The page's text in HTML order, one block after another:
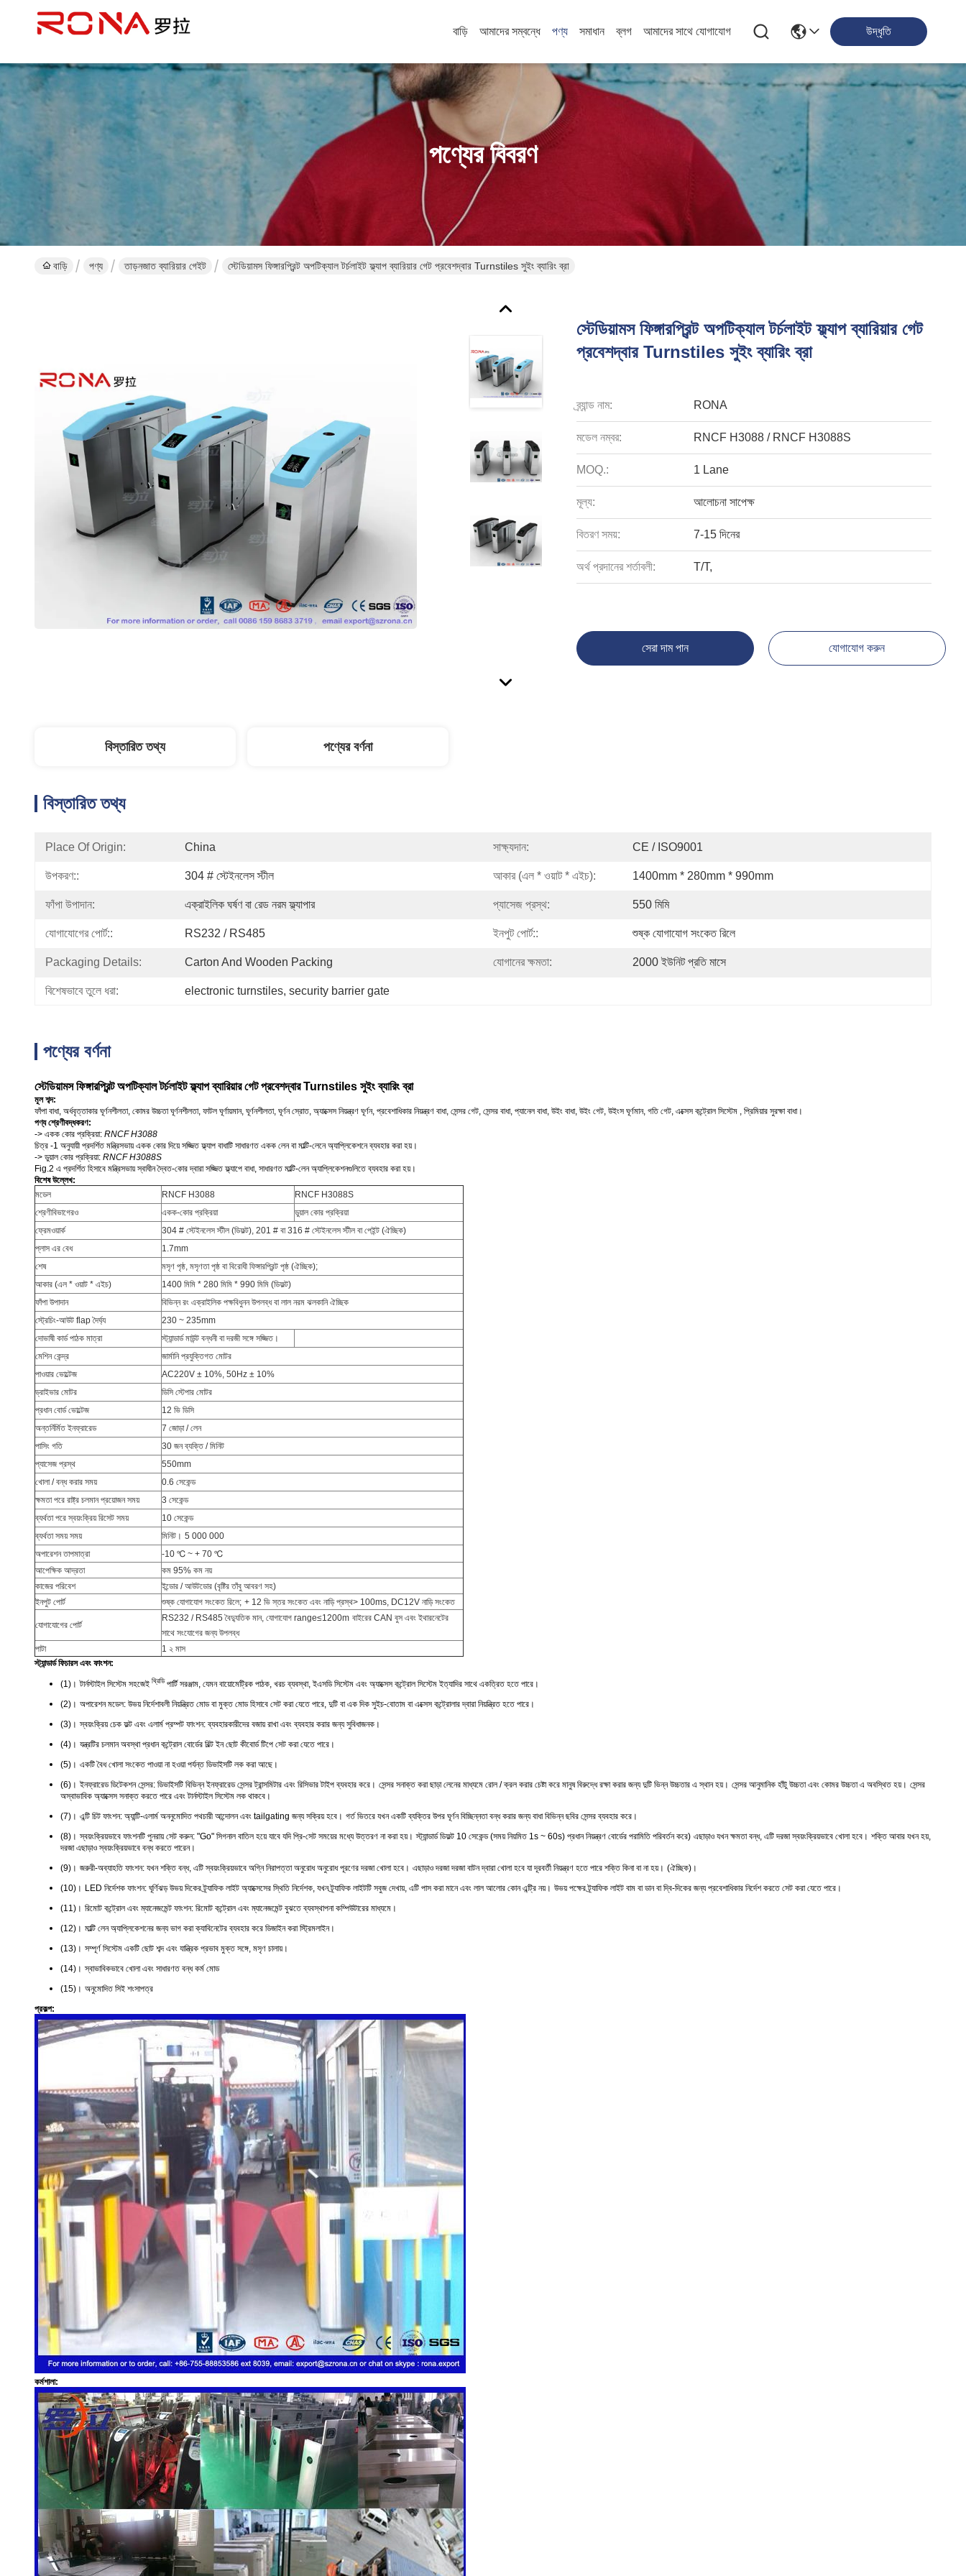
বাড়ি আমাদের সম্বন্ধে পণ্য সমাধান ব্লগ আমাদের সাথে যোগাযোগ উদ্ধৃতি
পণ্যের বিবরণ
বাড়ি পণ্য তাড়নজাত ব্যারিয়ার গেইট স্টেডিয়ামস ফিঙ্গারপ্রিন্ট অপটিক্যাল টর্চলাইট ফ্ল্যাপ ব্যারিয়ার গেট প্রবেশদ্বার Turnstiles সুইং ব্যারিং ব্রা
স্টেডিয়ামস ফিঙ্গারপ্রিন্ট অপটিক্যাল টর্চলাইট ফ্ল্যাপ ব্যারিয়ার গেট
প্রবেশদ্বার Turnstiles সুইং ব্যারিং ব্রা
ব্র্যান্ড নাম: RONA
মডেল নম্বর: RNCF H3088 / RNCF H3088S
MOQ.: 1 Lane
মূল্য: আলোচনা সাপেক্ষ
বিতরণ সময়: 7-15 দিনের
অর্থ প্রদানের শর্তাবলী: T/T,
সেরা দাম পান যোগাযোগ করুন
বিস্তারিত তথ্য পণ্যের বর্ণনা
বিস্তারিত তথ্য
Place Of Origin: China সাক্ষ্যদান: CE / ISO9001
উপকরণ:: 304 # স্টেইনলেস স্টীল আকার (এল * ওয়াট * এইচ): 1400mm * 280mm * 990mm
ফাঁপা উপাদান: এক্রাইলিক ঘর্ষণ বা রেড নরম ফ্ল্যাপার প্যাসেজ প্রস্থ: 550 মিমি
যোগাযোগের পোর্ট:: RS232 / RS485 ইনপুট পোর্ট:: শুষ্ক যোগাযোগ সংকেত রিলে
Packaging Details: Carton And Wooden Packing যোগানের ক্ষমতা: 2000 ইউনিট প্রতি মাসে
বিশেষভাবে তুলে ধরা: electronic turnstiles, security barrier gate
পণ্যের বর্ণনা
স্টেডিয়ামস ফিঙ্গারপ্রিন্ট অপটিক্যাল টর্চলাইট ফ্ল্যাপ ব্যারিয়ার গেট প্রবেশদ্বার Turnstiles সুইং ব্যারিং ব্রা
মূল শব্দ:
ফাঁপা বাধা, অর্ধবৃত্তাকার ঘূর্ণনশীলতা, কোমর উচ্চতা ঘূর্ণনশীলতা, ফাটল ঘূর্ণায়মান, ঘূর্ণনশীলতা, ঘূর্ণন স্রোত, অ্যাক্সেস নিয়ন্ত্রণ ঘূর্ণন, প্রবেশাধিকার নিয়ন্ত্রণ বাধা, সেন্সর গেট, সেন্সর বাধা, প্যানেল বাধা, উইং বাধা, উইং গেট, উইংস ঘূর্ণমান, গতি গেট, এক্সেস কন্ট্রোল সিস্টেম , প্রিমিয়ার সুরক্ষা বাধা।
পণ্য শ্রেণীবদ্ধকরণ:
-> একক কোর প্রক্রিয়া: RNCF H3088
চিত্র -1 অনুযায়ী প্রদর্শিত মন্ত্রিসভায় একক কোর দিয়ে সজ্জিত ফ্ল্যাপ বাধাটি সাধারণত একক লেন বা মাল্টি-লেনে অ্যাপ্লিকেশনে ব্যবহার করা হয়।
-> ডুয়াল কোর প্রক্রিয়া: RNCF H3088S
Fig.2 এ প্রদর্শিত হিসাবে মন্ত্রিসভায় স্বাধীন দ্বৈত-কোর দ্বারা সজ্জিত ফ্ল্যাপে বাধা, সাধারণত মাল্টি-লেন অ্যাপ্লিকেশনগুলিতে ব্যবহার করা হয়।
বিশেষ উল্লেখ:
মডেল
RNCF H3088
RNCF H3088S
শ্রেণীবিভাগেরও
একক-কোর প্রক্রিয়া
ডুয়াল কোর প্রক্রিয়া
ফ্রেমওয়ার্ক
304 # স্টেইনলেস স্টীল (ডিফল্ট), 201 # বা 316 # স্টেইনলেস স্টীল বা পেইন্ট (ঐচ্ছিক)
প্লাস এর বেধ
1.7mm
শেষ
মসৃণ পৃষ্ঠ, মসৃণতা পৃষ্ঠ বা বিরোধী ফিঙ্গারপ্রিন্ট পৃষ্ঠ (ঐচ্ছিক);
আকার (এল * ওয়াট * এইচ)
1400 মিমি * 280 মিমি * 990 মিমি (ডিফল্ট)
ফাঁপা উপাদান
বিভিন্ন রং এক্রাইলিক পক্ষবিধুনন উপলব্ধ বা লাল নরম ঝলকানি ঐচ্ছিক
স্ট্রেচিং-আউট flap দৈর্ঘ্য
230 ~ 235mm
দোভাষী কার্ড পাঠক মাত্রা
স্ট্যান্ডার্ড মাউন্ট বন্ধনী বা দরজী সঙ্গে সজ্জিত।
মেশিন কেন্দ্র
জার্মানি প্রযুক্তিগত মোটর
পাওয়ার ভোল্টেজ
AC220V ± 10%, 50Hz ± 10%
ড্রাইভার মোটর
ডিসি স্টেপার মোটর
প্রধান বোর্ড ভোল্টেজ
12 ভি ডিসি
অন্তর্নির্মিত ইনফ্রারেড
7 জোড়া / লেন
পাসিং গতি
30 জন ব্যক্তি / মিনিট
প্যাসেজ প্রস্থ
550mm
খোলা / বন্ধ করার সময়
0.6 সেকেন্ড
ক্ষমতা পরে রাষ্ট্র চলমান প্রয়োজন সময়
3 সেকেন্ড
ব্যর্থতা পরে স্বয়ংক্রিয় রিসেট সময়
10 সেকেন্ড
ব্যর্থতা সময় সময়
মিনিট। 5 000 000
অপারেশন তাপমাত্রা
-10 ℃ ~ + 70 ℃
আপেক্ষিক আদ্রতা
কম 95% কম নয়
কাজের পরিবেশ
ইন্ডোর / আউটডোর (বৃষ্টির তাঁবু আবরণ সহ)
ইনপুট পোর্ট
শুষ্ক যোগাযোগ সংকেত রিলে; + 12 ভি স্তর সংকেত এবং নাড়ি প্রস্থ> 100ms, DC12V নাড়ি সংকেত
যোগাযোগের পোর্ট
RS232 / RS485 বৈদ্যুতিক মান, যোগাযোগ range≤1200m বাইরের CAN বুস এবং ইথারনেটের
সাথে সংযোগের জন্য উপলব্ধ
পাটা
1 ২ মাস
স্ট্যান্ডার্ড ফিচারস এবং ফাংশন:
(1)। টার্নস্টাইল সিস্টেম সহজেই থ্রিডি পার্টি সরঞ্জাম, যেমন বায়োমেট্রিক পাঠক, খরচ ব্যবস্থা, ইএসডি সিস্টেম এবং অ্যাক্সেস কন্ট্রোল সিস্টেম ইত্যাদির সাথে একত্রিত হতে পারে।
(2)। অপারেশন মডেল: উভয় নির্দেশাবলী নিয়ন্ত্রিত মোড বা মুক্ত মোড হিসাবে সেট করা যেতে পারে, দুটি বা এক দিক সুইচ-বোতাম বা এক্সেস কন্ট্রোলার দ্বারা নিয়ন্ত্রিত হতে পারে।
(3)। স্বয়ংক্রিয় চেক ফল্ট এবং এলার্ম প্রম্পট ফাংশন: ব্যবহারকারীদের বজায় রাখা এবং ব্যবহার করার জন্য সুবিধাজনক।
(4)। যন্ত্রটির চলমান অবস্থা প্রধান কন্ট্রোল বোর্ডের বিল্ট ইন ছোট কীবোর্ড টিপে সেট করা যেতে পারে।
(5)। একটি বৈধ খোলা সংকেত পাওয়া না হওয়া পর্যন্ত ডিভাইসটি লক করা আছে।
(6)। ইনফ্রারেড ডিটেকশন সেন্সর: ডিভাইসটি বিভিন্ন ইনফ্রারেড সেন্সর ট্রান্সমিটার এবং রিসিভার টাইপ ব্যবহার করে। সেন্সর সনাক্ত করা ছাড়া লেনের মাধ্যমে রোল / ক্রল করার চেষ্টা করে মানুষ বিরুদ্ধে রক্ষা করার জন্য দুটি ভিন্ন উচ্চতার এ স্থান হয়। সেন্সর আনুমানিক হাঁটু উচ্চতা এবং কোমর উচ্চতা এ অবস্থিত হয়। সেন্সর
অস্বাভাবিক অ্যাক্সেস সনাক্ত করতে পারে এবং টার্নস্টাইল সিস্টেম লক থাকবে।
(7)। এন্টি চিট ফাংশন: অ্যান্টি-এলার্ম অননুমোদিত পথচারী আন্দোলন এবং tailgating জন্য সক্রিয় হবে। গর্ত ভিতরে যখন একটি ব্যক্তির উপর ঘূর্ণন বিচ্ছিন্নতা বন্ধ করার জন্য বাধা বিভিন্ন ছবির সেন্সর ব্যবহার করে।
(8)। স্বয়ংক্রিয়ভাবে ফাংশনটি পুনরায় সেট করুন: "Go" সিগনাল বাতিল হয়ে যাবে যদি প্রি-সেট সময়ের মধ্যে উত্তরণ না করা হয়। স্ট্যান্ডার্ড ডিফল্ট 10 সেকেন্ড (সময় নিয়মিত 1s ~ 60s) প্রধান নিয়ন্ত্রণ বোর্ডের পরামিতি পরিবর্তন করে) এছাড়াও যখন ক্ষমতা বন্ধ, এটি দরজা স্বয়ংক্রিয়ভাবে খোলা হবে। শক্তি আবার যখন হয়,
দরজা এছাড়াও স্বয়ংক্রিয়ভাবে বন্ধ করতে পারেন।
(9)। জরুরী-অব্যাহতি ফাংশন: যখন শক্তি বন্ধ, এটি স্বয়ংক্রিয়ভাবে অগ্নি নিরাপত্তা অনুরোধ অনুরোধ পূরণের দরজা খোলা হবে। এছাড়াও দরজা দরজা বাটন দ্বারা খোলা হবে যা দূরবর্তী নিয়ন্ত্রণ হতে পারে শক্তি কিনা বা না হয়। (ঐচ্ছিক)।
(10)। LED নির্দেশক ফাংশন: ঘূর্ণিঝড় উভয় দিকের ট্র্যাফিক লাইট অ্যাক্সেসের স্থিতি নির্দেশক, যখন ট্র্যাফিক লাইটটি সবুজ দেখায়, এটি পাস করা মানে এবং লাল আলোর কোন এন্ট্রি নয়। উভয় পক্ষের ট্র্যাফিক লাইট বাম বা ডান বা দ্বি-দিকের জন্য প্রবেশাধিকার নির্দেশ করতে সেট করা যেতে পারে।
(11)। রিমোট কন্ট্রোল এবং ম্যানেজমেন্ট ফাংশন: রিমোট কন্ট্রোল এবং ম্যানেজমেন্ট বুঝতে ব্যবস্থাপনা কম্পিউটারের মাধ্যমে।
(12)। মাল্টি লেন অ্যাপ্লিকেশনের জন্য ভাগ করা ক্যাবিনেটের ব্যবহার করে ডিজাইন করা স্ট্রিমলাইন।
(13)। সম্পূর্ণ সিস্টেম একটি ছোট শব্দ এবং যান্ত্রিক প্রভাব মুক্ত সঙ্গে, মসৃণ চালায়।
(14)। স্বাভাবিকভাবে খোলা এবং সাধারণত বন্ধ কর্ম মোড
(15)। অনুমোদিত সিই শংসাপত্র
প্রকল্প:
কর্মশালা: